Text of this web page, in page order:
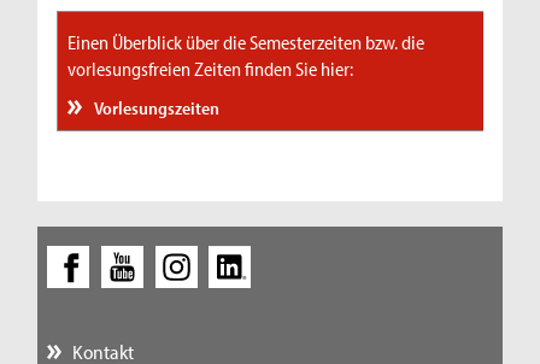
Einen Überblick über die Semesterzeiten bzw. die
vorlesungsfreien Zeiten finden Sie hier:
Vorlesungszeiten
Kontakt